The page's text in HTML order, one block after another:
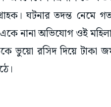
ঘটনার তদন্ত নেমে
নানা অভিযোগ ওই
ভুয়ো রসিদ দিয়ে টাকা